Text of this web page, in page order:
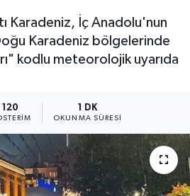
Karadeniz, İç Anadolu'nun
Karadeniz bölgelerinde
kodlu meteorolojik uyarıda
120 1 DK
OKUNMA SÜRESI